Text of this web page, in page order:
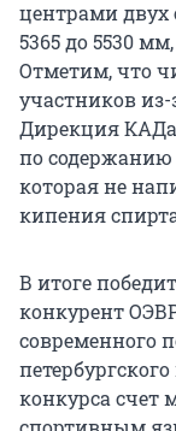
центрами двух
5365 до 5530
Отметим, что
участников
Дирекция КАДа
по
которая не
кипения
В итоге
конкурент
современного
конкурса